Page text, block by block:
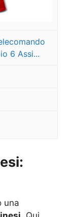
6 Assi...
una